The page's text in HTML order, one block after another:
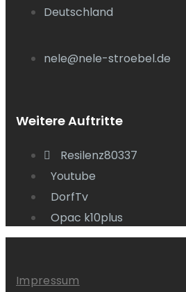
Deutschland
nele@nele-stroebel.de
Weitere Auftritte
Resilenz80337
Youtube
DorfTv
Opac k10plus
Impressum